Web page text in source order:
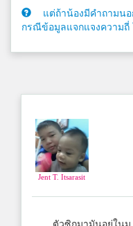
แต่ถ้าน้องมีคำถามนอ
กรณีข้อมูลแจกแจงความถี่
Jent T. Itsarasit
ตัวซิกมามันอยู่ในม